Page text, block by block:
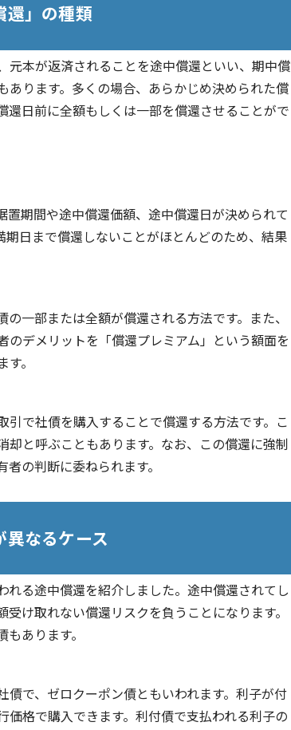
還」の種類
元本が返済されることを途中償還といい、期中償
ります。多くの場合、あらかじめ決められた償
日前に全額もしくは一部を償還させることがで
期間や途中償還価額、途中償還日が決められて
日まで償還しないことがほとんどのため、結果
一部または全額が償還される方法です。また、
のデメリットを「償還プレミアム」という額面を
。
で社債を購入することで償還する方法です。こ
と呼ぶこともあります。なお、この償還に強制
の判断に委ねられます。
なるケース
る途中償還を紹介しました。途中償還されてし
け取れない償還リスクを負うことになります。
あります。
で、ゼロクーポン債ともいわれます。利子が付
格で購入できます。利付債で支払われる利子の